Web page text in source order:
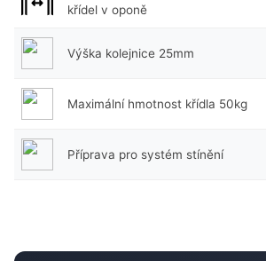
křídel v oponě
Výška kolejnice 25mm
Maximální hmotnost křídla 50kg
Příprava pro systém stínění